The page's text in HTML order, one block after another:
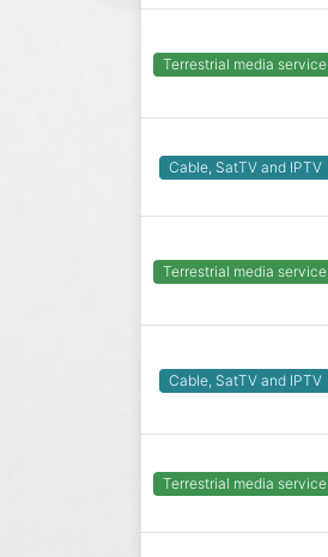
Terrestrial media service
Cable, SatTV and IPTV
Terrestrial media service
Cable, SatTV and IPTV
Terrestrial media service